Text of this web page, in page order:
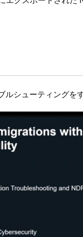
シューティング